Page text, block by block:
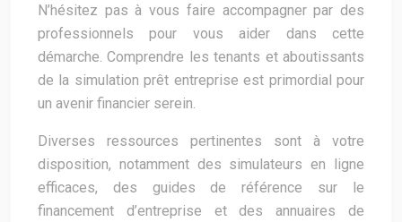
N’hésitez pas à vous faire accompagner par des
professionnels pour vous aider dans cette
démarche. Comprendre les tenants et aboutissants
de la simulation prêt entreprise est primordial pour
un avenir financier serein.
Diverses ressources pertinentes sont à votre
disposition, notamment des simulateurs en ligne
efficaces, des guides de référence sur le
financement d’entreprise et des annuaires de